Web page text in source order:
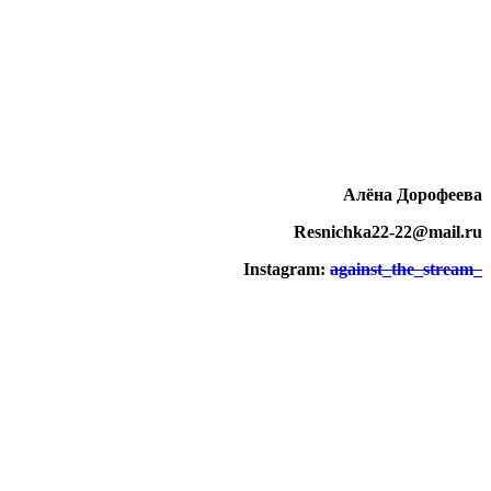
Алёна Дорофеева
Resnichka22-22@mail.ru
Instagram: against_the_stream_